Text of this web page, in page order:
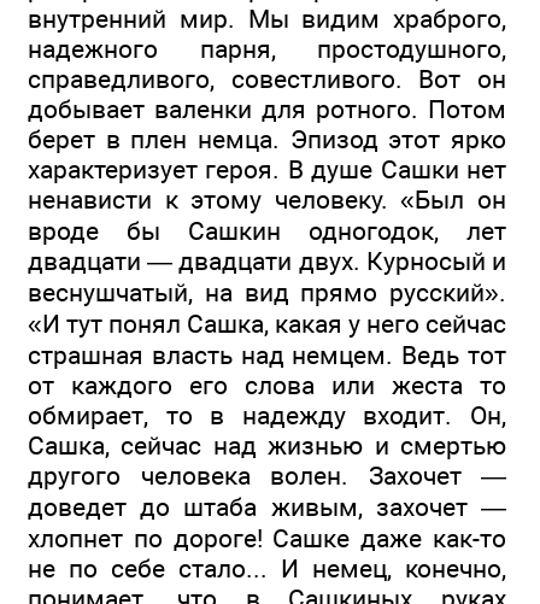
внутренний мир. Мы видим храброго,
надежного парня, простодушного,
справедливого, совестливого. Вот он
добывает валенки для ротного. Потом
берет в плен немца. Эпизод этот ярко
характеризует героя. В душе Сашки нет
ненависти к этому человеку. «Был он
вроде бы Сашкин одногодок, лет
двадцати — двадцати двух. Курносый и
веснушчатый, на вид прямо русский».
«И тут понял Сашка, какая у него сейчас
страшная власть над немцем. Ведь тот
от каждого его слова или жеста то
обмирает, то в надежду входит. Он,
Сашка, сейчас над жизнью и смертью
другого человека волен. Захочет —
доведет до штаба живым, захочет —
хлопнет по дороге! Сашке даже как-то
не по себе стало... И немец, конечно,